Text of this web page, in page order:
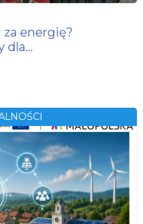
energię?
dla…